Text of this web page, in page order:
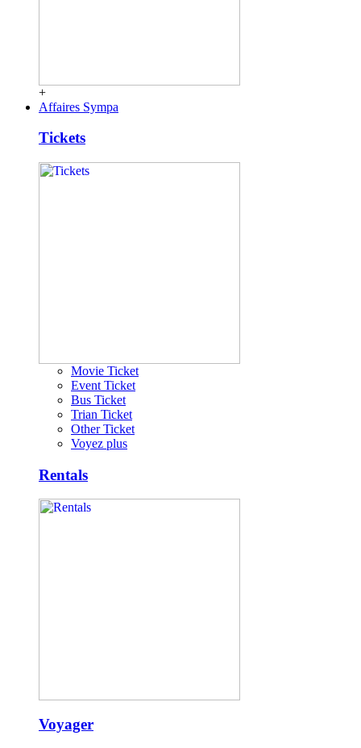
+
Affaires Sympa
Tickets
Movie Ticket
Event Ticket
Bus Ticket
Trian Ticket
Other Ticket
Voyez plus
Rentals
Voyager